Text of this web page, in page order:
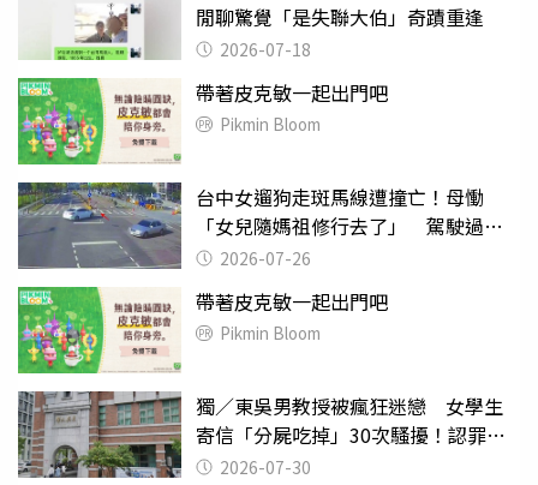
閒聊驚覺「是失聯大伯」奇蹟重逢
2026-07-18
帶著皮克敏一起出門吧
Pikmin Bloom
台中女遛狗走斑馬線遭撞亡！母慟
「女兒隨媽祖修行去了」 駕駛過失
致死判9月
2026-07-26
帶著皮克敏一起出門吧
Pikmin Bloom
獨／東吳男教授被瘋狂迷戀 女學生
寄信「分屍吃掉」30次騷擾！認罪免
關 2026-07-30